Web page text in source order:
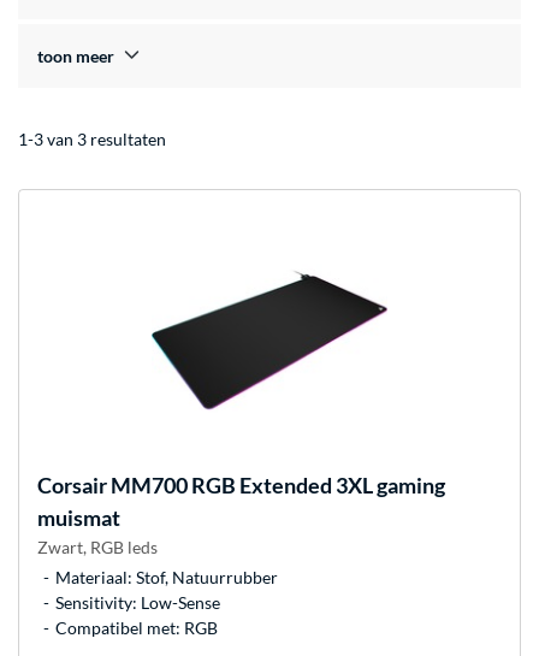
toon meer
1-3 van 3 resultaten
CorsairMM700 RGB Extended 3XL gaming
muismat
Zwart, RGB leds
Materiaal: Stof, Natuurrubber
Sensitivity: Low-Sense
Compatibel met: RGB